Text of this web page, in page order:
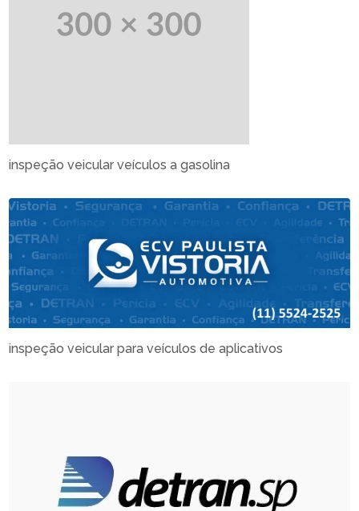
inspeção veicular veículos a gasolina
inspeção veicular para veículos de aplicativos